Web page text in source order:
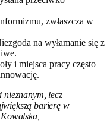
zwłaszcza w
na wyłamanie się z
i miejsca pracy często
lecz
barierę w